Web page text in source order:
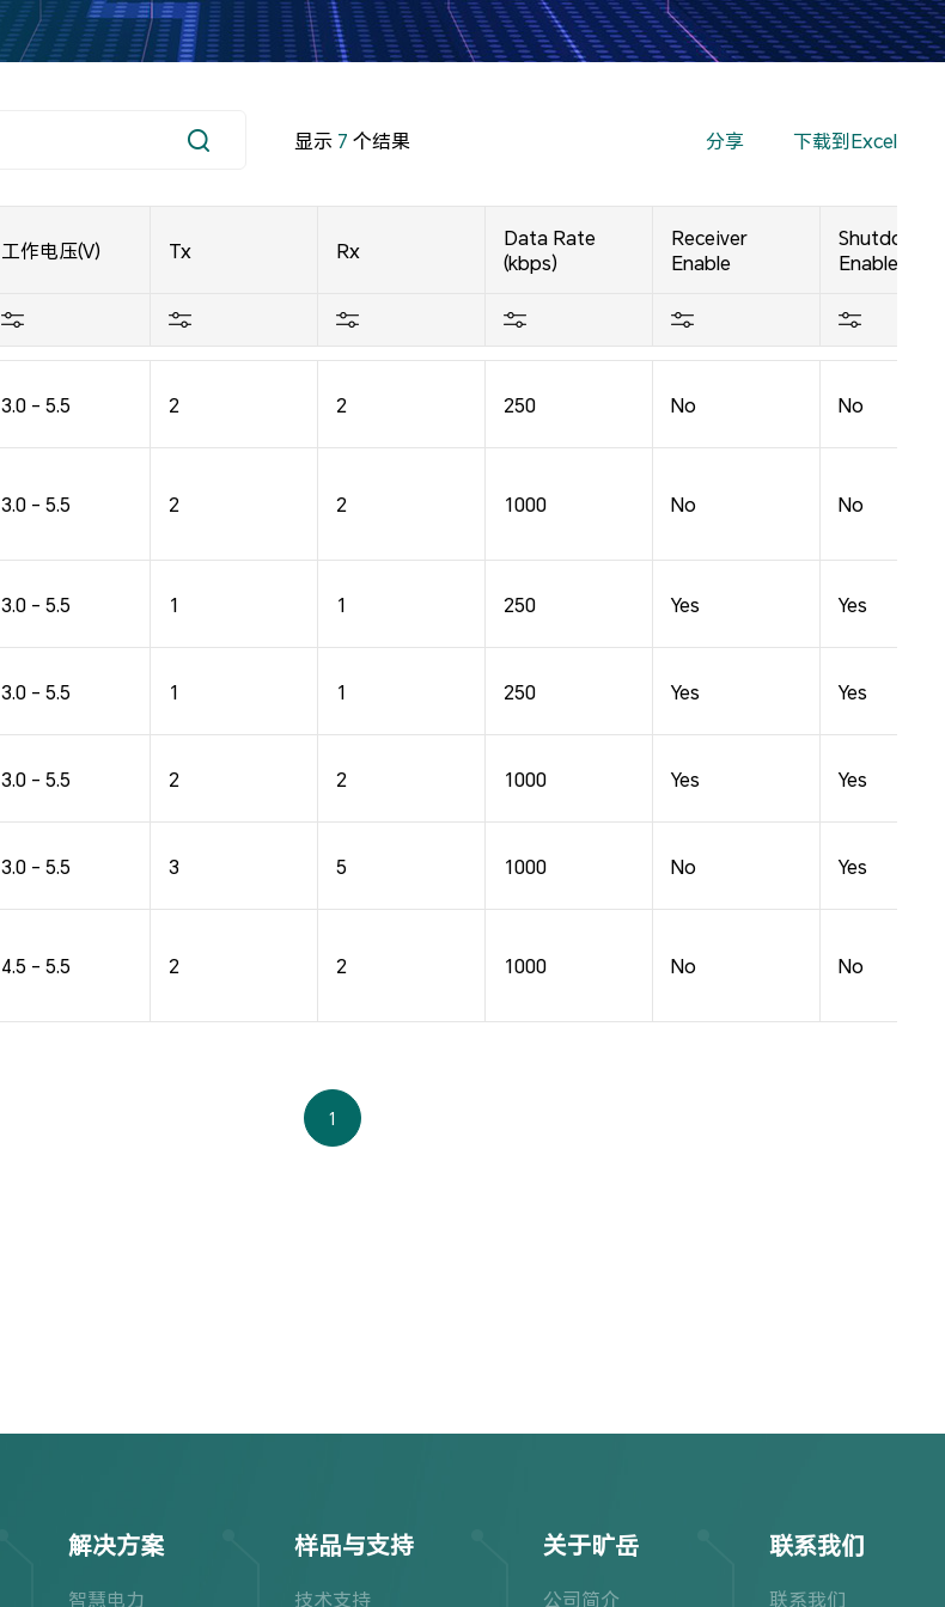
显示 7 个结果 分享 下载到Excel
工作电压(V) Tx Rx
Data Rate
(kbps)
Receiver
Enable
Shutdown
Enable
3.0 - 5.5 2 2 250 No No
3.0 - 5.5 2 2 1000 No No
3.0 - 5.5 1 1 250 Yes Yes
3.0 - 5.5 1 1 250 Yes Yes
3.0 - 5.5 2 2 1000 Yes Yes
3.0 - 5.5 3 5 1000 No Yes
4.5 - 5.5 2 2 1000 No No
1
解决方案
智慧电力
样品与支持
技术支持
关于旷岳
公司简介
联系我们
联系我们